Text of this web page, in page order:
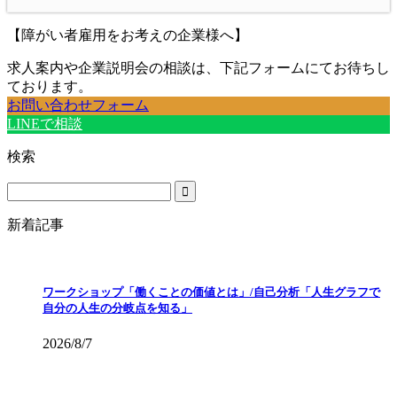
【障がい者雇用をお考えの企業様へ】
求人案内や企業説明会の相談は、下記フォームにてお待ちし
ております。
お問い合わせフォーム
LINEで相談
検索
新着記事
ワークショップ「働くことの価値とは」/自己分析「人生グラフで
自分の人生の分岐点を知る」
2026/8/7